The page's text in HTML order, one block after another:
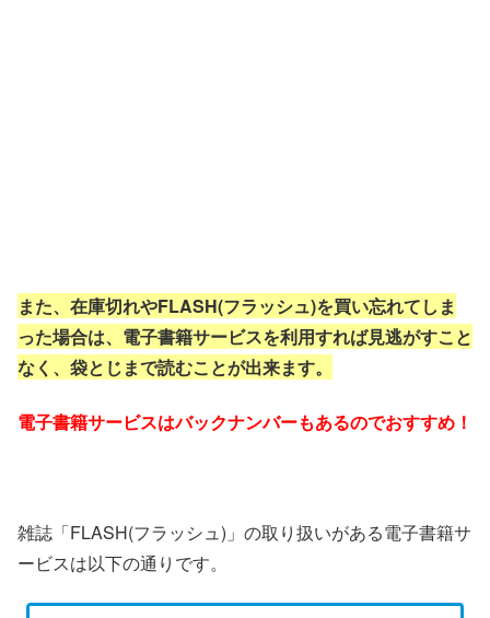
また、在庫切れやFLASH(フラッシュ)を買い忘れてしま
った場合は、電子書籍サービスを利用すれば見逃がすこと
なく、袋とじまで読むことが出来ます。
電子書籍サービスはバックナンバーもあるのでおすすめ！
雑誌「FLASH(フラッシュ)」の取り扱いがある電子書籍サ
ービスは以下の通りです。